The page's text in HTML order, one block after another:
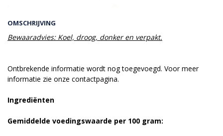
OMSCHRIJVING
Bewaaradvies: Koel, droog, donker en verpakt.
Ontbrekende informatie wordt nog toegevoegd. Voor meer
informatie zie onze contactpagina.
Ingrediënten
Gemiddelde voedingswaarde per 100 gram: